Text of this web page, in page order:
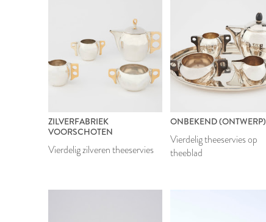
ZILVERFABRIEK
VOORSCHOTEN
Vierdelig zilveren theeservies
ONBEKEND (ONTWERP)
Vierdelig theeservies op
theeblad